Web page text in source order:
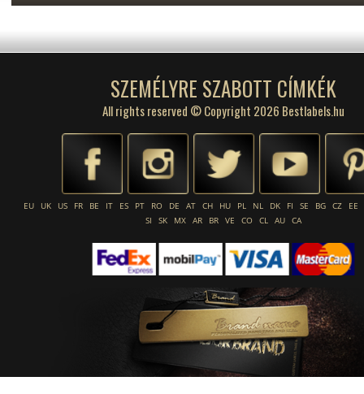
SZEMÉLYRE SZABOTT CÍMKÉK
All rights reserved © Copyright 2026 Bestlabels.hu
EU UK US FR BE IT ES PT RO DE AT CH HU PL NL DK FI SE BG CZ
EE
SI
SK MX AR BR VE CO CL AU CA